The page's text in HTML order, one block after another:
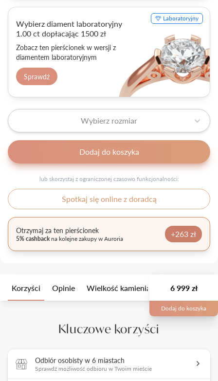
Laboratoryjny
Wybierz diament laboratoryjny
1.00 ct dopłacając 1500 zł
Zobacz ten pierścionek w wersji z
diamentem laboratoryjnym
Sprawdź
Wybierz rozmiar
Dodaj do koszyka
lub skorzystaj z ograniczonej czasowo funkcjonalności:
Spotkaj się online z doradcą
Otrzymaj za ten pierścionek
5% cashbackna kolejne zakupy w Auroria +263 zł
Korzyści Opinie Wielkość kamienia Opis
6 999 zł
Dodaj do koszyka
Kluczowe korzyści
Odbiór osobisty w 6 miastach
Sprawdź możliwość odbioru w Twoim mieście